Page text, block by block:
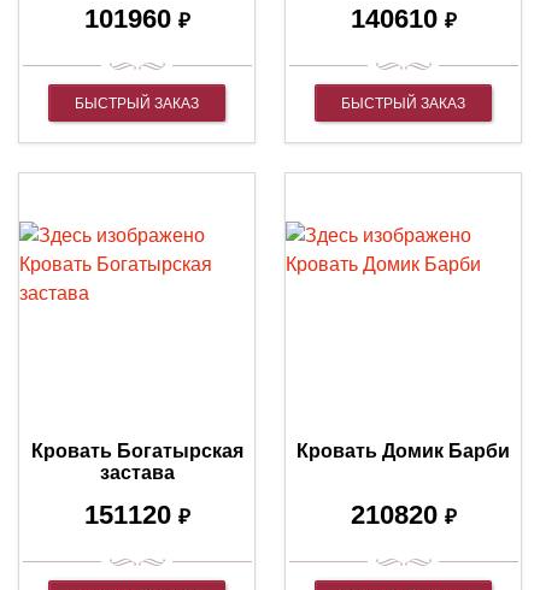
101960 ₽
БЫСТРЫЙ ЗАКАЗ
140610 ₽
БЫСТРЫЙ ЗАКАЗ
Кровать Богатырская
застава
151120 ₽
Кровать Домик Барби
210820 ₽